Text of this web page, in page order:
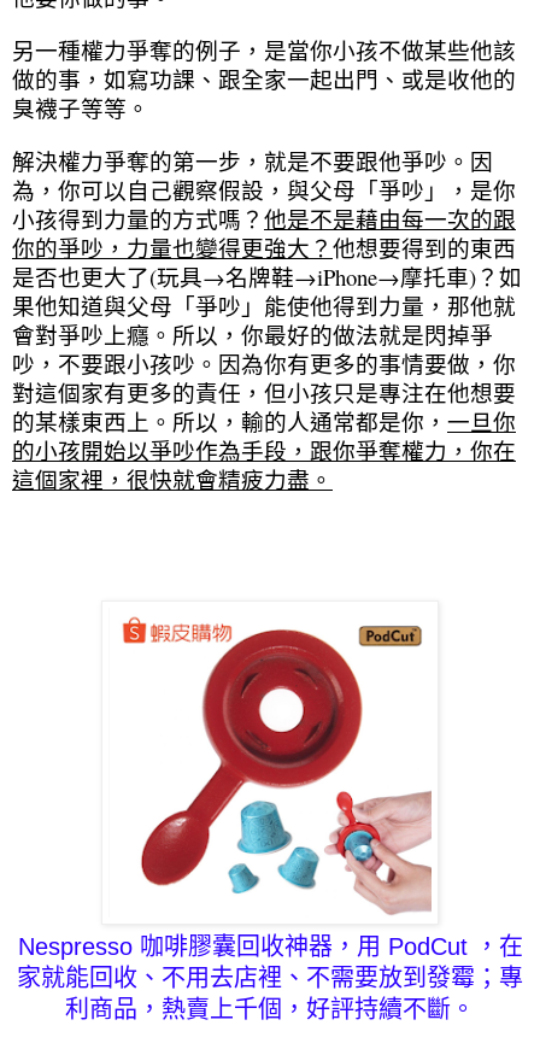
另一種權力爭奪的例子，是當你小孩不做某些他該
做的事，如寫功課、跟全家一起出門、或是收他的
臭襪子等等。
解決權力爭奪的第一步，就是不要跟他爭吵。因
為，你可以自己觀察假設，與父母「爭吵」，是你
小孩得到力量的方式嗎？ 他是不是藉由每一次的跟
你的爭吵，力量也變得更強大？ 他想要得到的東西
是否也更大了(玩具→名牌鞋→iPhone→摩托車)？如
果他知道與父母「爭吵」能使他得到力量，那他就
會對爭吵上癮。所以，你最好的做法就是閃掉爭
吵，不要跟小孩吵。因為你有更多的事情要做，你
對這個家有更多的責任，但小孩只是專注在他想要
的某樣東西上。所以，輸的人通常都是你， 一旦你
的小孩開始以爭吵作為手段，跟你爭奪權力，你在
這個家裡，很快就會精疲力盡。
Nespresso 咖啡膠囊回收神器，用 PodCut ，在
家就能回收、不用去店裡、不需要放到發霉；專
利商品，熱賣上千個，好評持續不斷。